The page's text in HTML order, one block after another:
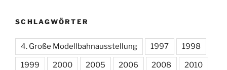
SCHLAGWÖRTER
4. Große Modellbahnausstellung 1997 1998
1999 2000 2005 2006 2008 2010